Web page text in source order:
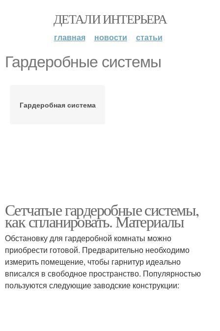
ДЕТАЛИ ИНТЕРЬЕРА
главная новости статьи
Гардеробные системы
Гардеробная система
Сетчатые гардеробные системы,
как спланировать. Материалы
Обстановку для гардеробной комнаты можно
приобрести готовой. Предварительно необходимо
измерить помещение, чтобы гарнитур идеально
вписался в свободное пространство. Популярностью
пользуются следующие заводские конструкции: